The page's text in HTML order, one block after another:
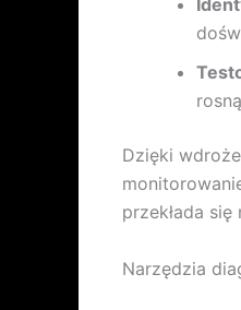
Dzięki
przekłada
Narzędzia